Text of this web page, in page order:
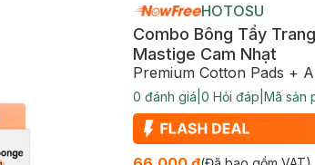
HOTOSU
Combo Bông Tẩy
Mastige Cam Nhạt
Premium Cotton Pads +
0 đánh giá 0 Hỏi đáp Mã sản